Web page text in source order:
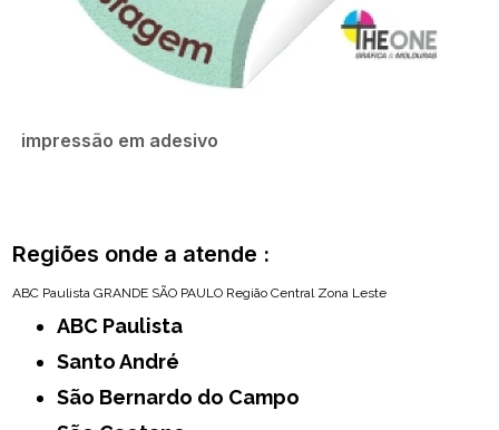
impressão em adesivo
Regiões onde a atende :
ABC Paulista GRANDE SÃO PAULO Região Central Zona Leste
ABC Paulista
Santo André
São Bernardo do Campo